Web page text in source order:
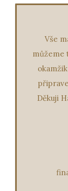
Vše
můžeme
Děkuji